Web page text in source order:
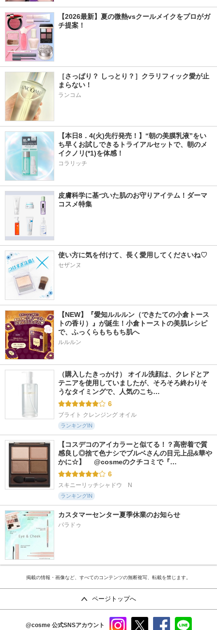
【2026最新】夏の微熱vsクールメイクをプロがガ
チ提案！
［さっぱり？ しっとり？］クラリフィック愛が止
まらない！
ランコム
【本日8．4(火)先行発売！】“朝の美膜乳液”をい
ち早くお試しできるトライアルセットで、朝のメ
イクノリ(*1)を体感！
コラリッチ
皮膚科学に基づいた肌のお守りアイテム！ダーマ
コスメ特集
使い方に気を付けて、長く愛用してくださいね♡
セザンヌ
【NEW】『愛知ルルルン（できたての小倉トース
トの香り）』が誕生！小倉トーストの美肌レシピ
で、ふっくらもちもち肌へ
ルルルン
（購入したきっかけ） オイル洗顔は、クレドとア
テニアを使用していましたが、そろそろ終わりそ
うなタイミングで、人気のこち…
6
ブライト クレンジング オイル
ランキングIN
【コスデコのアイカラーと似てる！？高密着で質
感良し◎捨て色ナシでブルベさんの目元上品&華や
かに☆】 　@cosmeのクチコミで『…
6
スキニーリッチシャドウ　N
ランキングIN
カスタマーセンター夏季休業のお知らせ
パラドゥ
掲載の情報・画像など、すべてのコンテンツの無断複写、転載を禁じます。
ページトップへ
@cosme 公式SNSアカウント